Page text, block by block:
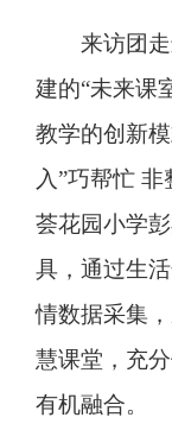
来访团
建的“未来课
教学的创新
入”巧帮忙
荟花园小学
具，通过生
情数据采集
慧课堂，充
有机融合。